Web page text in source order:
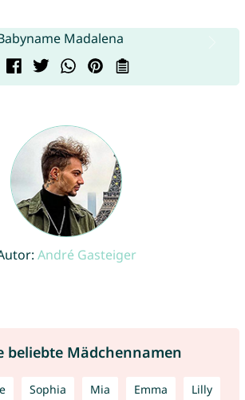
André Gasteiger
beliebte Mädchennamen
Sophia Mia Emma Lilly